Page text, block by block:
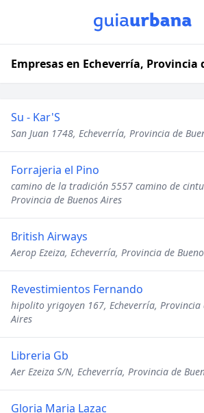
Empresas en Echeverría, Provincia
Su - Kar'S
San Juan 1748, Echeverría, Provincia de
Forrajeria el Pino
camino de la tradición 5557 camino de
Provincia de Buenos Aires
British Airways
Aerop Ezeiza, Echeverría, Provincia de
Revestimientos Fernando
hipolito yrigoyen 167, Echeverría, Provincia
Aires
Libreria Gb
Aer Ezeiza S/N, Echeverría, Provincia de
Gloria Maria Lazac